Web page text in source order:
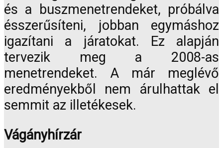
és a buszmenetrendeket, próbálva
ésszerűsíteni, jobban egymáshoz
igazítani a járatokat. Ez alapján
tervezik meg a 2008-as
menetrendeket. A már meglévő
eredményekből nem árulhattak el
semmit az illetékesek.
Vágányhírzár